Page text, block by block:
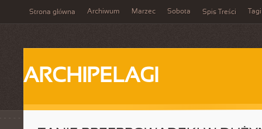
Strona główna Archiwum Marzec Sobota Spis Treści Tagi
ARCHIPELAGI